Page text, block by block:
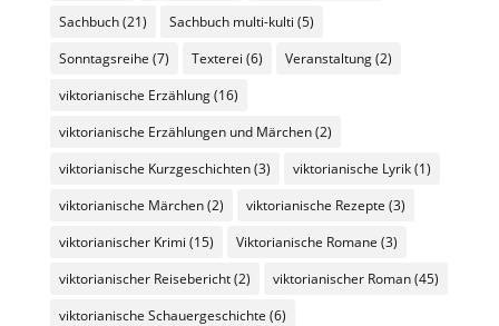
Sachbuch(21) Sachbuch multi-kulti (5)
Sonntagsreihe (7) Texterei (6) Veranstaltung(2)
viktorianische Erzählung(16)
viktorianische Erzählungen und Märchen(2)
viktorianische Kurzgeschichten(3) viktorianische Lyrik(1)
viktorianische Märchen(2) viktorianische Rezepte (3)
viktorianischer Krimi (15) Viktorianische Romane (3)
viktorianischer Reisebericht(2) viktorianischer Roman(45)
viktorianische Schauergeschichte (6)